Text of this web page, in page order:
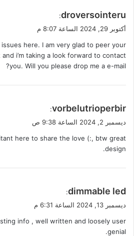
ي
ق
ل
droversointeru
:
أكتوبر 29, 2024 الساعة 8:07 م
issues here. I am very glad to peer your
i’m taking a look forward to contact
you. Will you please drop me a e-mail?
ي
ل
vorbelutrioperbir
:
ديسمبر 2, 2024 الساعة 9:38 ص
here to share the love (:, btw great
design.
ي
ل
dimmable led
:
ديسمبر 13, 2024 الساعة 6:31 م
info , well written and loosely user
genial.